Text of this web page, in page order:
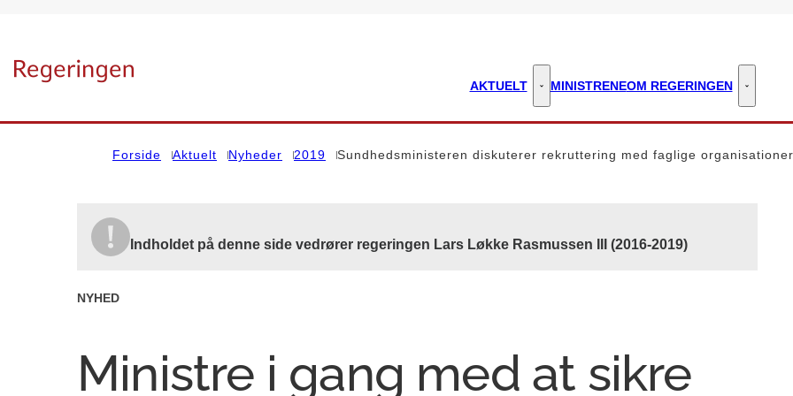
AKTUELT Aktuelt - Flere links
MINISTRENEOM REGERINGEN Om
Forside Aktuelt Nyheder 2019 Sundhedsministeren diskuterer rekruttering med faglige organisationer
Indholdet på denne side vedrører regeringen Lars Løkke Rasmussen III (2016-2019)
NYHED
Ministre i gang med at sikre